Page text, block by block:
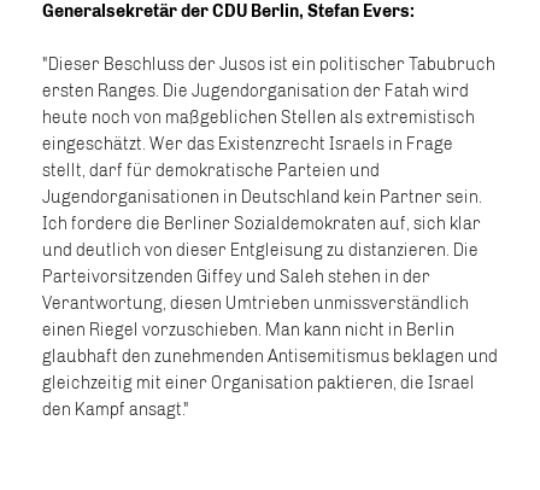
Generalsekretär der CDU Berlin, Stefan Evers:
"Dieser Beschluss der Jusos ist ein politischer Tabubruch
ersten Ranges. Die Jugendorganisation der Fatah wird
heute noch von maßgeblichen Stellen als extremistisch
eingeschätzt. Wer das Existenzrecht Israels in Frage
stellt, darf für demokratische Parteien und
Jugendorganisationen in Deutschland kein Partner sein.
Ich fordere die Berliner Sozialdemokraten auf, sich klar
und deutlich von dieser Entgleisung zu distanzieren. Die
Parteivorsitzenden Giffey und Saleh stehen in der
Verantwortung, diesen Umtrieben unmissverständlich
einen Riegel vorzuschieben. Man kann nicht in Berlin
glaubhaft den zunehmenden Antisemitismus beklagen und
gleichzeitig mit einer Organisation paktieren, die Israel
den Kampf ansagt."